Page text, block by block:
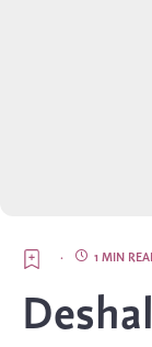
1 MIN
·